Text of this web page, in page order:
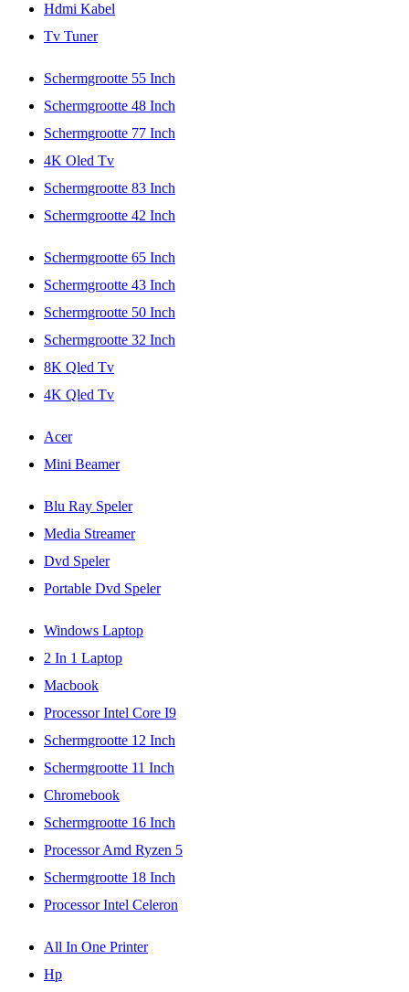
Hdmi Kabel
Tv Tuner
Schermgrootte 55 Inch
Schermgrootte 48 Inch
Schermgrootte 77 Inch
4K Oled Tv
Schermgrootte 83 Inch
Schermgrootte 42 Inch
Schermgrootte 65 Inch
Schermgrootte 43 Inch
Schermgrootte 50 Inch
Schermgrootte 32 Inch
8K Qled Tv
4K Qled Tv
Acer
Mini Beamer
Blu Ray Speler
Media Streamer
Dvd Speler
Portable Dvd Speler
Windows Laptop
2 In 1 Laptop
Macbook
Processor Intel Core I9
Schermgrootte 12 Inch
Schermgrootte 11 Inch
Chromebook
Schermgrootte 16 Inch
Processor Amd Ryzen 5
Schermgrootte 18 Inch
Processor Intel Celeron
All In One Printer
Hp